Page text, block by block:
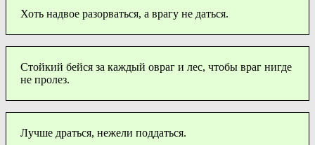
Хоть надвое разорваться, а врагу не даться.
Стойкий бейся за каждый овраг и лес, чтобы враг нигде
не пролез.
Лучше драться, нежели поддаться.